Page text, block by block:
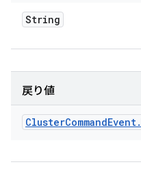
String
戻り値
ClusterCommandEvent.